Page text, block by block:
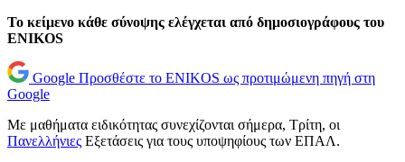
Το κείμενο κάθε σύνοψης ελέγχεται από δημοσιογράφους του
ENIKOS
Google Προσθέστε το ENIKOS ως προτιμώμενη πηγή στη
Google
Με μαθήματα ειδικότητας συνεχίζονται σήμερα, Τρίτη, οι
Πανελλήνιες Εξετάσεις για τους υποψηφίους των ΕΠΑΛ.